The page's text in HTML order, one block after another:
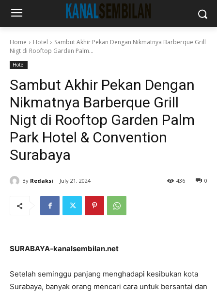
Home Hotel
Sambut Akhir Pekan Dengan Nikmatnya Barberque Grill
Nigt di Rooftop Garden Palm...
Hotel
Sambut Akhir Pekan Dengan
Nikmatnya Barberque Grill
Nigt di Rooftop Garden Palm
Park Hotel & Convention
Surabaya
By Redaksi July 21, 2024 0
436
SURABAYA-kanalsembilan.net
Setelah seminggu panjang menghadapi kesibukan kota
Surabaya, banyak orang mencari cara untuk bersantai dan